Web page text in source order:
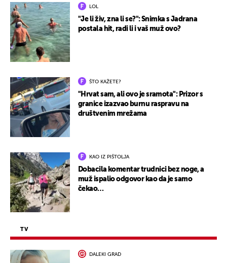
LOL
"Je li živ, zna li se?": Snimka s Jadrana
postala hit, radi li i vaš muž ovo?
ŠTO KAŽETE?
"Hrvat sam, ali ovo je sramota": Prizor s
granice izazvao burnu raspravu na
društvenim mrežama
KAO IZ PIŠTOLJA
Dobacila komentar trudnici bez noge, a
muž ispalio odgovor kao da je samo
čekao…
TV
DALEKI GRAD